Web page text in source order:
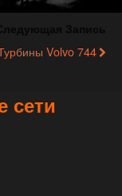
Volvo 744
сети